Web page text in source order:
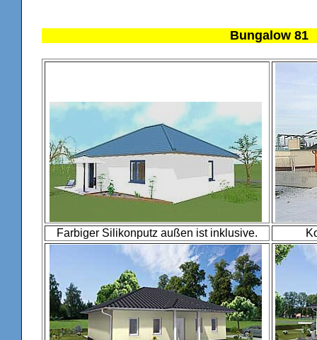
Bungalow 81
Farbiger Silikonputz außen ist inklusive.